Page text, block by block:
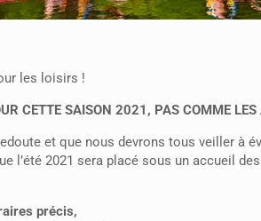
les loisirs !
CETTE SAISON 2021, PAS COMME
et que nous devrons tous veiller à
l’été 2021 sera placé sous un accueil
précis,